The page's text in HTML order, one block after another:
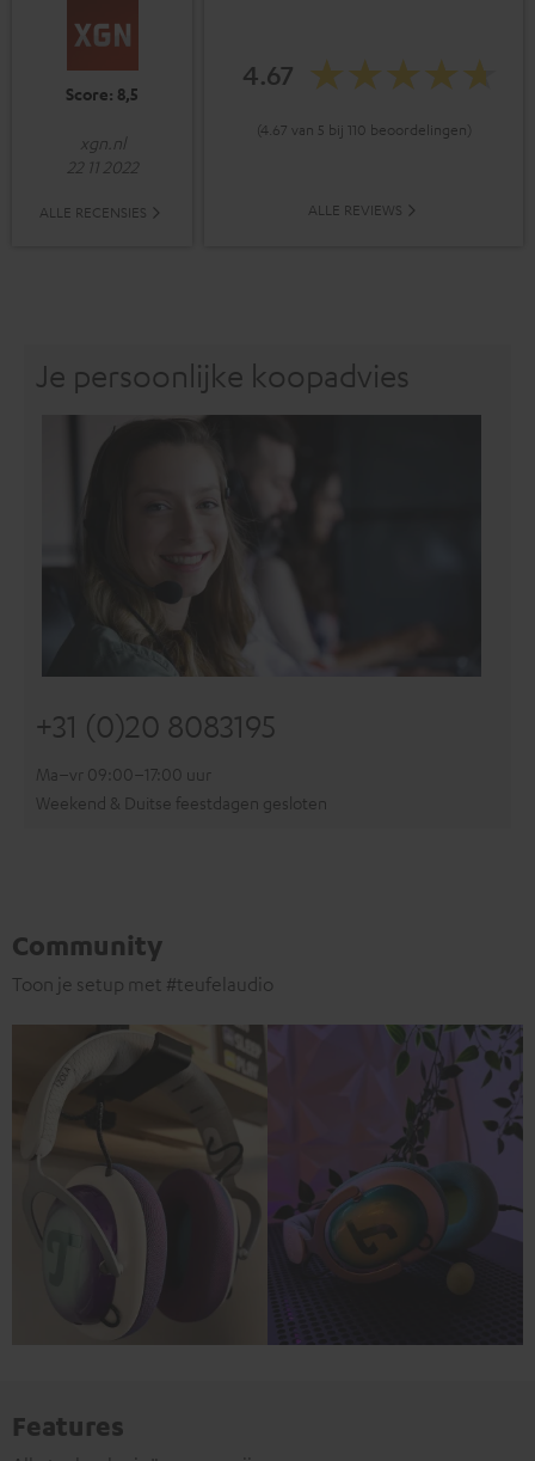
Score: 8,5
xgn.nl
22 11 2022
ALLE RECENSIES
4.67
(4.67 van 5 bij 110 beoordelingen)
ALLE REVIEWS
Je persoonlijke koopadvies
+31 (0)20 8083195
Ma–vr 09:00–17:00 uur
Weekend & Duitse feestdagen gesloten
Community
Toon je setup met #teufelaudio
Features